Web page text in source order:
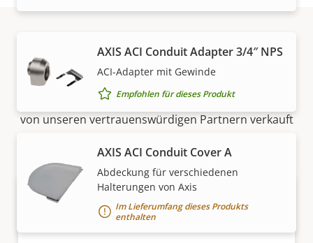
AXIS ACI Conduit Adapter 3/4″ NPS
ACI-Adapter mit Gewinde
Empfohlen für dieses Produkt
AXIS ACI Conduit Cover A
Abdeckung für verschiedenen
Halterungen von Axis
Im Lieferumfang dieses Produkts
enthalten
Vertrieb
Lösungen von Axis und individuelle Produkte werden
von unseren vertrauenswürdigen Partnern verkauft